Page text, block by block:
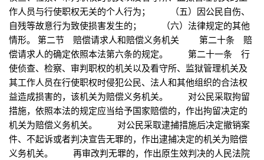
作人员与行使职权无关的个人行为； （五）因公民自伤、
自残等故意行为致使损害发生的； （六）法律规定的其他
情形。 第二节 赔偿请求人和赔偿义务机关 第二十条 赔
偿请求人的确定依照本法第六条的规定。 第二十一条 行
使侦查、检察、审判职权的机关以及看守所、监狱管理机关及
其工作人员在行使职权时侵犯公民、法人和其他组织的合法权
益造成损害的，该机关为赔偿义务机关。 对公民采取拘留
措施，依照本法的规定应当给予国家赔偿的，作出拘留决定的
机关为赔偿义务机关。 对公民采取逮捕措施后决定撤销案
件、不起诉或者判决宣告无罪的，作出逮捕决定的机关为赔偿
义务机关。 再审改判无罪的，作出原生效判决的人民法院